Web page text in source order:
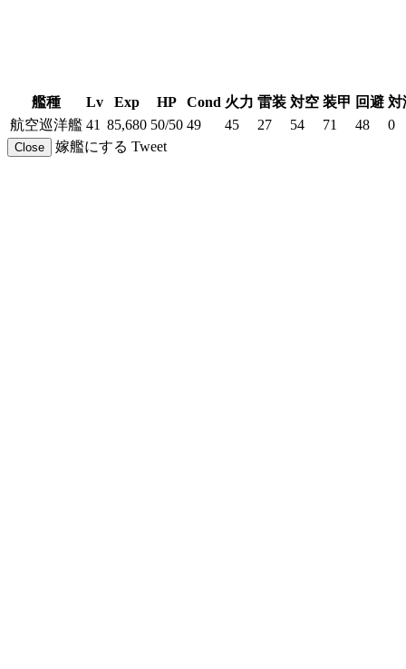
艦種 Lv Exp HP Cond 火力 雷装 対空 装甲 回避 対
航空巡洋艦 41 85,680 50/50 49 45 27 54 71 48 0
Close 嫁艦にする Tweet